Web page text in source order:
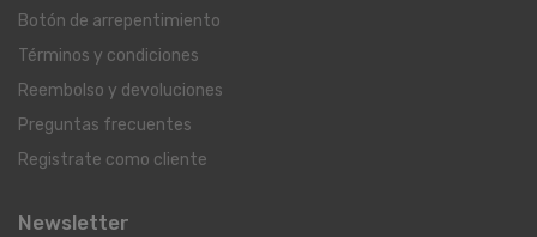
Botón de arrepentimiento
Términos y condiciones
Reembolso y devoluciones
Preguntas frecuentes
Registrate como cliente
Newsletter